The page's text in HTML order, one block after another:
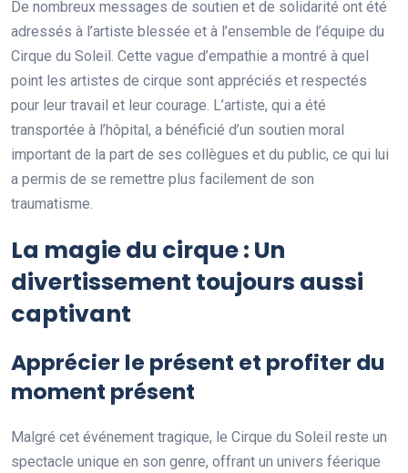
De nombreux messages de soutien et de solidarité ont été
adressés à l’artiste blessée et à l’ensemble de l’équipe du
Cirque du Soleil. Cette vague d’empathie a montré à quel
point les artistes de cirque sont appréciés et respectés
pour leur travail et leur courage. L’artiste, qui a été
transportée à l’hôpital, a bénéficié d’un soutien moral
important de la part de ses collègues et du public, ce qui lui
a permis de se remettre plus facilement de son
traumatisme.
La magie du cirque : Un
divertissement toujours aussi
captivant
Apprécier le présent et profiter du
moment présent
Malgré cet événement tragique, le Cirque du Soleil reste un
spectacle unique en son genre, offrant un univers féerique